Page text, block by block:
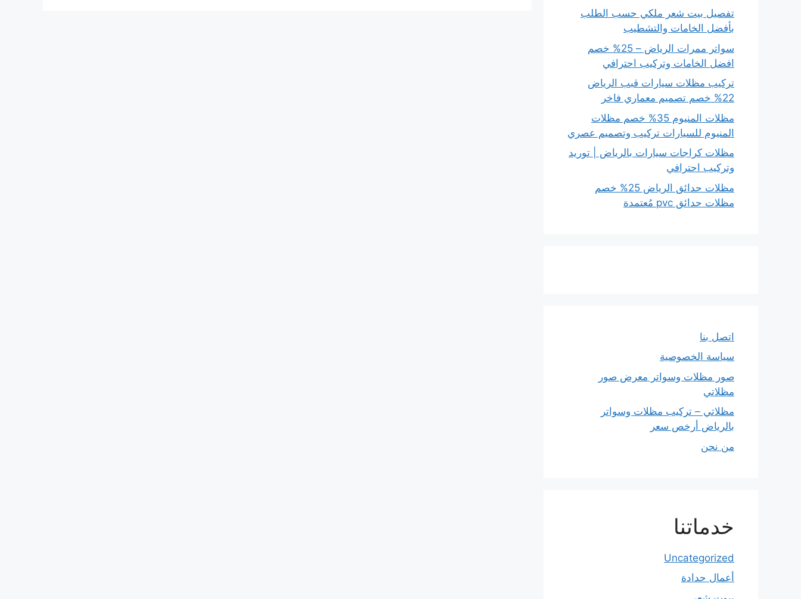
تفصيل بيت شعر ملكي حسب الطلب
بأفضل الخامات والتشطيب
سواتر ممرات الرياض – 25% خصم
افضل الخامات وتركيب احترافي
تركيب مظلات سيارات قبب الرياض
22% خصم تصميم معماري فاخر
مظلات المنيوم 35% خصم مظلات
المنيوم للسيارات تركيب وتصميم عصري
مظلات كراجات سيارات بالرياض | توريد
وتركيب احترافي
مظلات حدائق الرياض 25% خصم
مظلات حدائق pvc مُعتمدة
اتصل بنا
سياسة الخصوصية
صور مظلات وسواتر معرض صور
مظلاتي
مظلاتي – تركيب مظلات وسواتر
بالرياض أرخص سعر
من نحن
خدماتنا
Uncategorized
أعمال حدادة